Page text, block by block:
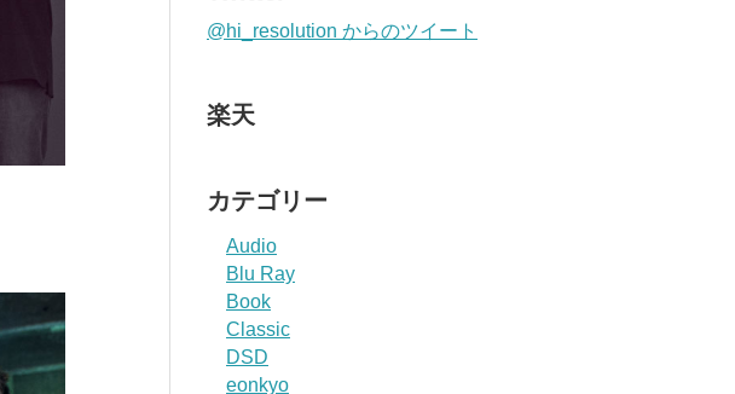
@hi_resolution からのツイート
楽天
カテゴリー
Audio
Blu Ray
Book
Classic
DSD
eonkyo